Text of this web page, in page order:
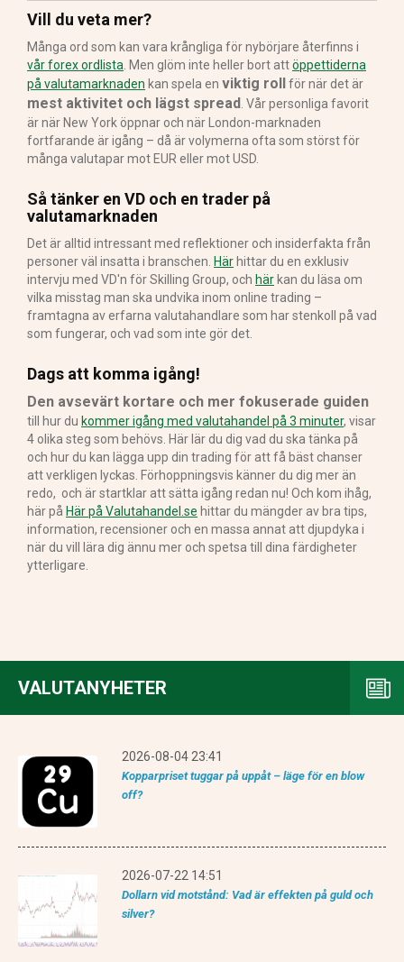
Vill du veta mer?
Många ord som kan vara krångliga för nybörjare återfinns i
vår forex ordlista . Men glöm inte heller bort attöppettiderna
på valutamarknaden kan spela en viktig rollför när det är
mest aktivitet och lägst spread . Vår personliga favorit
är när New York öppnar och när London-marknaden
fortfarande är igång – då är volymerna ofta som störst för
många valutapar mot EUR eller mot USD.
Så tänker en VD och en trader på
valutamarknaden
Det är alltid intressant med reflektioner och insiderfakta från
personer väl insatta i branschen. Härhittar du en exklusiv
intervju med VD'n för Skilling Group, och härkan du läsa om
vilka misstag man ska undvika inom online trading –
framtagna av erfarna valutahandlare som har stenkoll på vad
som fungerar, och vad som inte gör det.
Dags att komma igång!
Den avsevärt kortare och mer fokuserade guiden
till hur du kommer igång med valutahandel på 3 minuter, visar
4 olika steg som behövs. Här lär du dig vad du ska tänka på
och hur du kan lägga upp din trading för att få bäst chanser
att verkligen lyckas. Förhoppningsvis känner du dig mer än
redo, och är startklar att sätta igång redan nu! Och kom ihåg,
här på Här på Valutahandel.se hittar du mängder av bra tips,
information, recensioner och en massa annat att djupdyka i
när du vill lära dig ännu mer och spetsa till dina färdigheter
ytterligare.
VALUTANYHETER
2026-08-04 23:41
Kopparpriset tuggar på uppåt – läge för en blow
off?
2026-07-22 14:51
Dollarn vid motstånd: Vad är effekten på guld och
silver?